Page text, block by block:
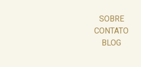
SOBRE
CONTATO
BLOG